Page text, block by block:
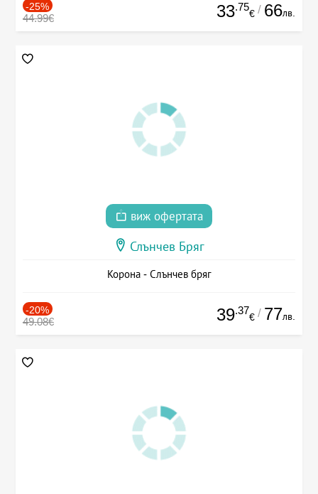
-25%
44.99€ 33.75
€ / 66лв.
виж офертата
Слънчев Бряг
Корона - Слънчев бряг
-20%
49.08€ 39.37
€ / 77лв.